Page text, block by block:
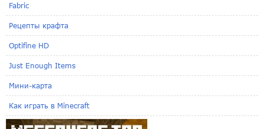
Fabric
Рецепты крафта
Optifine HD
Just Enough Items
Мини-карта
Как играть в Minecraft